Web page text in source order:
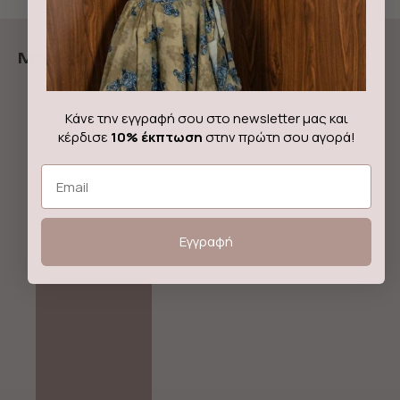
More from ForeverYoung The Label
Κάνε την εγγραφή σου στο newsletter μας και
κέρδισε 10% έκπτωσηστην πρώτη σου αγορά!
Email
Εγγραφή